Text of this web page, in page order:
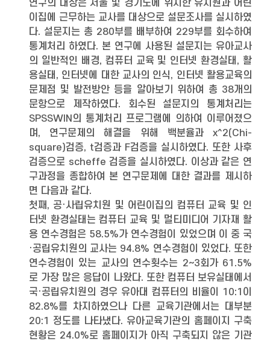
연구의 대상은 서울 및 경기도에 위치한 유치원과 어린
이집에 근무하는 교사를 대상으로 설문조사를 실시하였
다. 설문지는 총 280부를 배부하여 229부를 회수하여
통계처리 하였다. 본 연구에 사용된 설문지는 유아교사
의 일반적인 배경, 컴퓨터 교육 및 인터넷 환경실태, 활
용실태, 인터넷에 대한 교사의 인식, 인터넷 활용교육의
문제점 및 발전방안 등을 알아보기 위하여 총 38개의
문항으로 제작하였다. 회수된 설문지의 통계처리는
SPSSWIN의 통계처리 프로그램에 의하여 이루어졌으
며, 연구문제의 해결을 위해 백분율과 x^2(Chi-
square)검증, t검증과 F검증을 실시하였다. 또한 사후
검증으로 scheffe 검증을 실시하였다. 이상과 같은 연
구과정을 종합하여 본 연구문제에 대한 결과를 제시하
면 다음과 같다.
첫째, 공·사립유치원 및 어린이집의 컴퓨터 교육 및 인
터넷 환경실태는 컴퓨터 교육 및 멀티미디어 기자재 활
용 연수경험은 58.5%가 연수경험이 있었으며 이 중 국
·공립유치원의 교사는 94.8% 연수경험이 있었다. 또한
연수경험이 있는 교사의 연수횟수는 2∼3회가 61.5%
로 가장 많은 응답이 나왔다. 또한 컴퓨터 보유실태에서
국·공립유치원의 경우 유아대 컴퓨터의 비율이 10:1이
82.8%를 차지하였으나 다른 교육기관에서는 대부분
20:1 정도를 나타냈다. 유아교육기관의 홈페이지 구축
현황은 24.0%로 홈페이지가 아직 구축되지 않은 기관